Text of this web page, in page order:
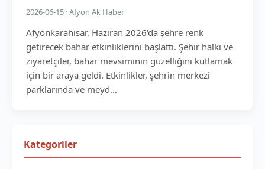
2026-06-15 · Afyon Ak Haber
Afyonkarahisar, Haziran 2026'da şehre renk
getirecek bahar etkinliklerini başlattı. Şehir halkı ve
ziyaretçiler, bahar mevsiminin güzelliğini kutlamak
için bir araya geldi. Etkinlikler, şehrin merkezi
parklarında ve meyd...
Kategoriler